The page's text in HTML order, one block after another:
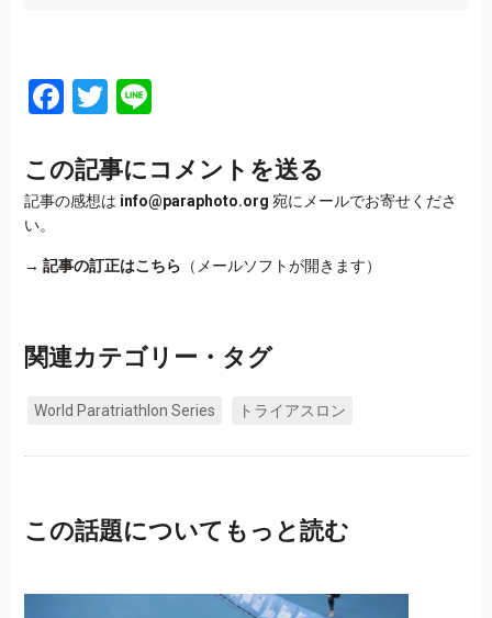
Facebook
Twitter
Line
この記事にコメントを送る
記事の感想は info@paraphoto.org 宛にメールでお寄せくださ
い。
→ 記事の訂正はこちら （メールソフトが開きます）
関連カテゴリー・タグ
World Paratriathlon Series トライアスロン
この話題についてもっと読む